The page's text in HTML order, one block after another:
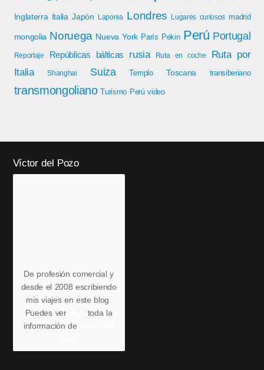
Inglaterra Italia Japón Laponia Londres Lugares curiosos madrid
mongolia Noruega Nueva York París Pekin Perú Portugal
Reportaje Repúblicas bálticas rusia Ruta en coche
Ruta por
Italia
Shanghai Suiza Templo Toscana transiberiano
transmongoliano Turismo Perú video
Víctor del Pozo
De profesión comercial y
desde el 2008 escribiendo
mis viajes en este blog.
Puedes ver
toda la
información de